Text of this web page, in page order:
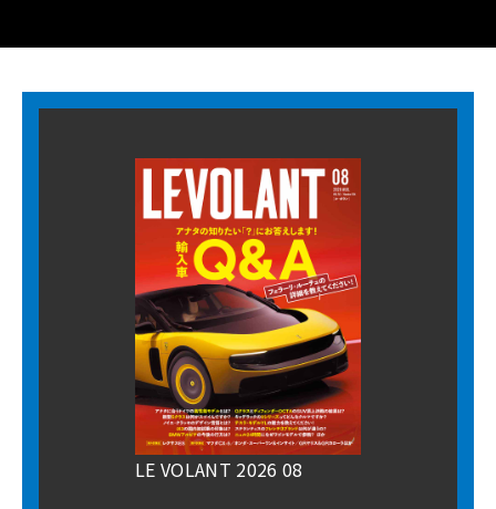
LE VOLANT 2026 08